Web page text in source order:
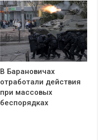
В Барановичах
отработали действия
при массовых
беспорядках